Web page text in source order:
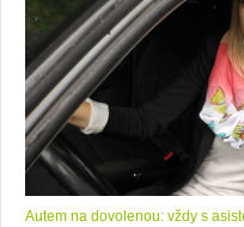
Autem na dovolenou: vždy s